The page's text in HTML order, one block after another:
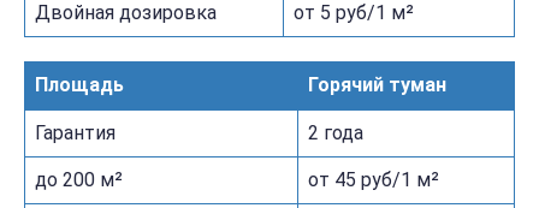
Двойная дозировка от 5 руб/1 м²
Площадь Горячий туман
Гарантия 2 года
до 200 м² от 45 руб/1 м²